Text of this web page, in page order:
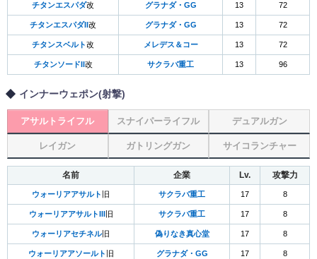
チタンエスパダ改 グラナダ・GG 13 72
チタンエスパダII 改 グラナダ・GG 13 72
チタンスベルト改 メレデス＆コー 13 72
チタンソードII 改 サクラバ重工 13 96
インナーウェポン(射撃)
アサルトライフル スナイパーライフル デュアルガン
レイガン ガトリングガン サイコランチャー
名前 企業 Lv. 攻撃力
ウォーリアアサルト 旧 サクラバ重工 17 8
ウォーリアアサルトIII 旧 サクラバ重工 17 8
ウォーリアセチネル旧 偽りなき真心堂 17 8
ウォーリアアソールト 旧 グラナダ・GG 17 8